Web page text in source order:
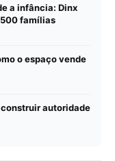
a infância: Dinx
famílias
o espaço vende
autoridade